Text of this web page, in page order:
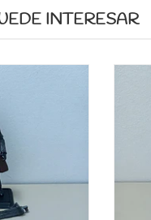
INTERESAR